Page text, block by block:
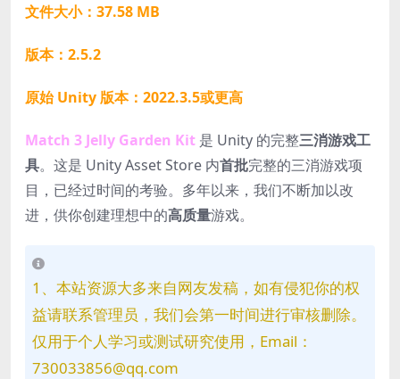
文件大小：37.58 MB
版本：2.5.2
原始 Unity 版本：2022.3.5或更高
Match 3 Jelly Garden Kit 是 Unity 的完整三消游戏工
具。这是 Unity Asset Store 内首批完整的三消游戏项
目，已经过时间的考验。多年以来，我们不断加以改
进，供你创建理想中的高质量游戏。
1、本站资源大多来自网友发稿，如有侵犯你的权
益请联系管理员，我们会第一时间进行审核删除。
仅用于个人学习或测试研究使用，Email：
730033856@qq.com